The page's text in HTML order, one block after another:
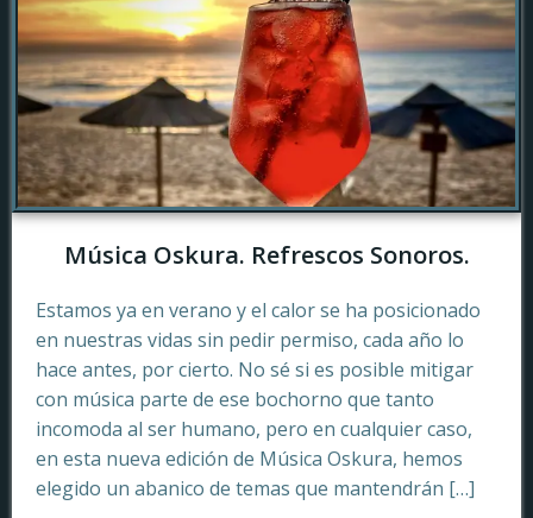
Música Oskura. Refrescos Sonoros.
Estamos ya en verano y el calor se ha posicionado
en nuestras vidas sin pedir permiso, cada año lo
hace antes, por cierto. No sé si es posible mitigar
con música parte de ese bochorno que tanto
incomoda al ser humano, pero en cualquier caso,
en esta nueva edición de Música Oskura, hemos
elegido un abanico de temas que mantendrán […]